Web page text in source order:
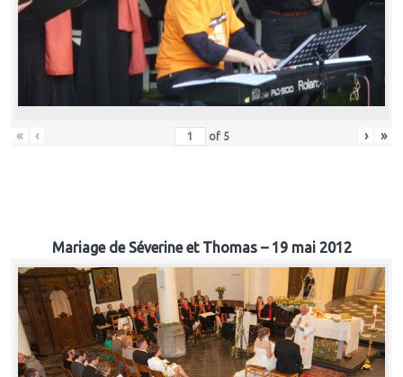
« ‹ of 5 › »
Mariage de Séverine et Thomas – 19 mai 2012